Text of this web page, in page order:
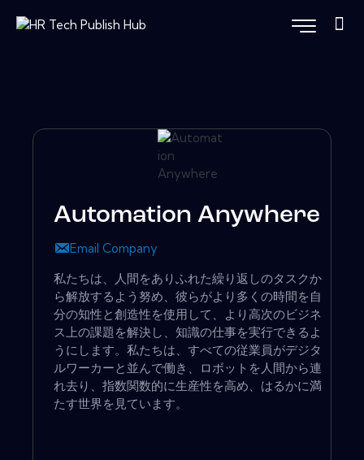
Automation Anywhere
Email Company
私たちは、人間をありふれた繰り返しのタスクか
ら解放するよう努め、彼らがより多くの時間を自
分の知性と創造性を使用して、より高次のビジネ
ス上の課題を解決し、知識の仕事を実行できるよ
うにします。私たちは、すべての従業員がデジタ
ルワーカーと並んで働き、ロボットを人間から連
れ去り、指数関数的に生産性を高め、はるかに満
たす世界を見ています。